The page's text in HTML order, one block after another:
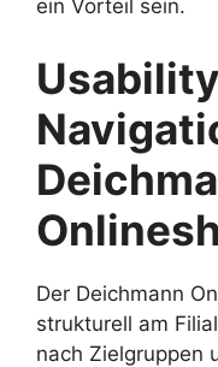
ein Vorteil sein.
Der Deichmann
strukturell am
nach Zielgruppen